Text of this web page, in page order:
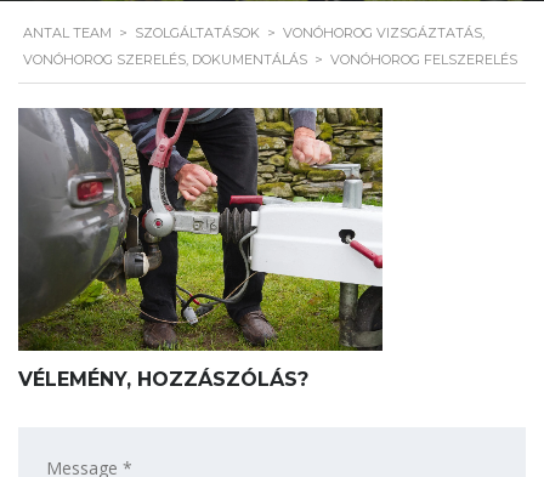
ANTAL TEAM > SZOLGÁLTATÁSOK > VONÓHOROG VIZSGÁZTATÁS,
VONÓHOROG SZERELÉS, DOKUMENTÁLÁS > VONÓHOROG FELSZERELÉS
VÉLEMÉNY, HOZZÁSZÓLÁS?